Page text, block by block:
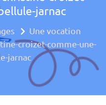
jarnac
Une vocation
croizet-comme-une-
jarnac